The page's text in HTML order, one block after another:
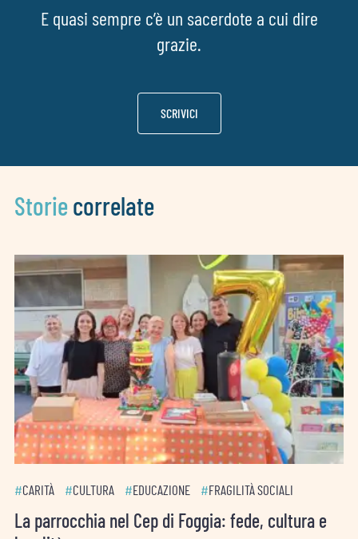
E quasi sempre c’è un sacerdote a cui dire
grazie.
SCRIVICI
Storie correlate
# FRAGILITÀ SOCIALI
di Foggia: fede, cultura e
#SPIRITUALITÀ
«In cammino come